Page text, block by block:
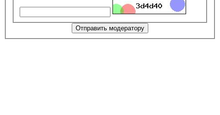
Отправить модератору